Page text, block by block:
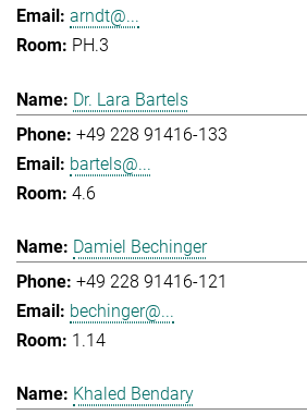
arndt@...
PH.3
Dr. Lara Bartels
+49 228 91416-133
bartels@...
4.6
Damiel Bechinger
+49 228 91416-121
bechinger@...
1.14
Khaled Bendary